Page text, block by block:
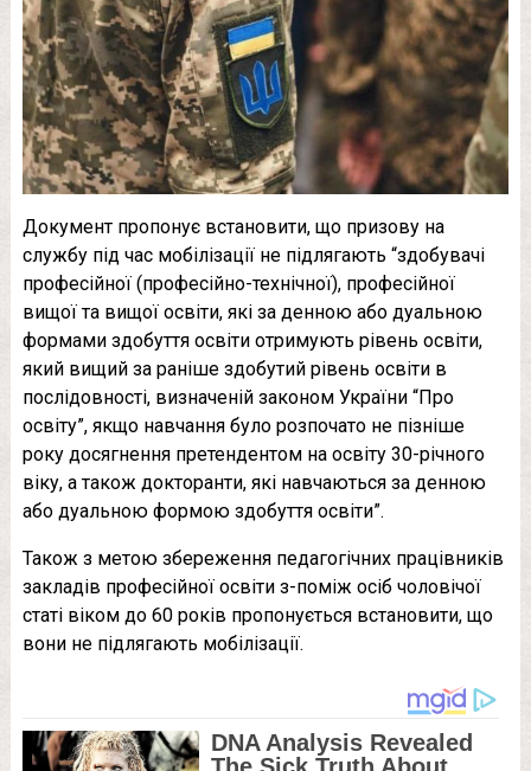
Документ пропонує встановити, що призову на
службу під час мобілізації не підлягають “здобувачі
професійної (професійно-технічної), професійної
вищої та вищої освіти, які за денною або дуальною
формами здобуття освіти отримують рівень освіти,
який вищий за раніше здобутий рівень освіти в
послідовності, визначеній законом України “Про
освіту”, якщо навчання було розпочато не пізніше
року досягнення претендентом на освіту 30-річного
віку, а також докторанти, які навчаються за денною
або дуальною формою здобуття освіти”.
Також з метою збереження педагогічних працівників
закладів професійної освіти з-поміж осіб чоловічої
статі віком до 60 років пропонується встановити, що
вони не підлягають мобілізації.